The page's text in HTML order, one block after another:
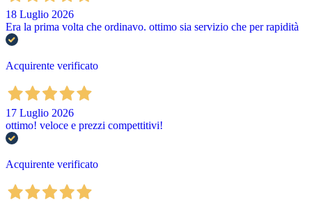
18 Luglio 2026
Era la prima volta che ordinavo. ottimo sia servizio che per rapidità
Acquirente verificato
17 Luglio 2026
ottimo! veloce e prezzi compettitivi!
Acquirente verificato